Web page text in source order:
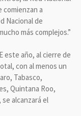
comienzan a
Nacional de
más complejos.”
este año, al cierre de
con al menos un
Tabasco,
Quintana Roo,
alcanzará el